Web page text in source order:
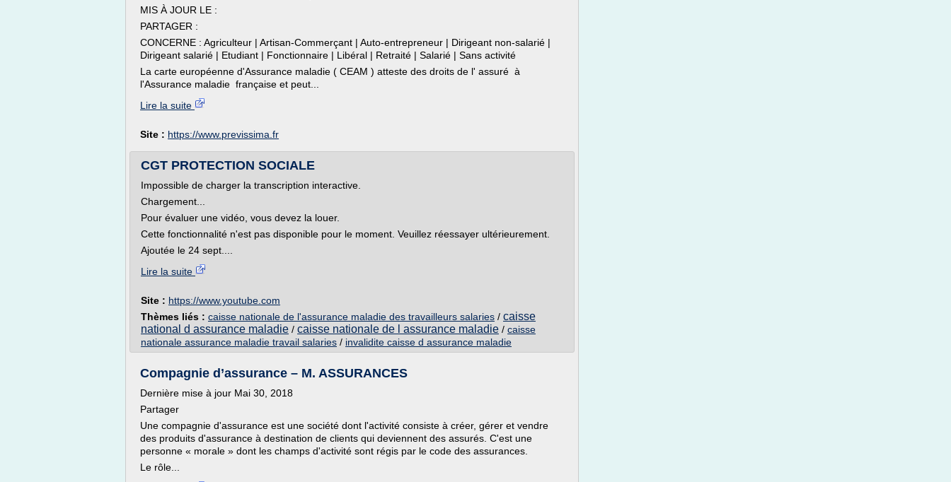
MIS À JOUR LE :
PARTAGER :
CONCERNE : Agriculteur | Artisan-Commerçant | Auto-entrepreneur | Dirigeant non-salarié |
Dirigeant salarié | Etudiant | Fonctionnaire | Libéral | Retraité | Salarié | Sans activité
La carte européenne d'Assurance maladie ( CEAM ) atteste des droits de l' assuré à
l'Assurance maladie française et peut...
Lire la suite
Site : https://www.previssima.fr
CGT PROTECTION SOCIALE
Impossible de charger la transcription interactive.
Chargement...
Pour évaluer une vidéo, vous devez la louer.
Cette fonctionnalité n'est pas disponible pour le moment. Veuillez réessayer ultérieurement.
Ajoutée le 24 sept....
Lire la suite
Site : https://www.youtube.com
Thèmes liés : caisse nationale de l'assurance maladie des travailleurs salaries / caisse
national d assurance maladie / caisse nationale de l assurance maladie / caisse
nationale assurance maladie travail salaries / invalidite caisse d assurance maladie
Compagnie d’assurance – M. ASSURANCES
Dernière mise à jour Mai 30, 2018
Partager
Une compagnie d'assurance est une société dont l'activité consiste à créer, gérer et vendre
des produits d'assurance à destination de clients qui deviennent des assurés. C'est une
personne « morale » dont les champs d'activité sont régis par le code des assurances.
Le rôle...